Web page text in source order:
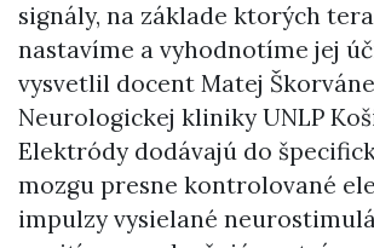
signály, na základe ktorých
nastavíme a vyhodnotíme jej
vysvetlil docent Matej
Neurologickej kliniky UNLP
Elektródy dodávajú do
mozgu presne kontrolované
impulzy vysielané